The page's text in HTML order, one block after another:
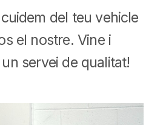
del teu vehicle
el nostre. Vine i
servei de qualitat!